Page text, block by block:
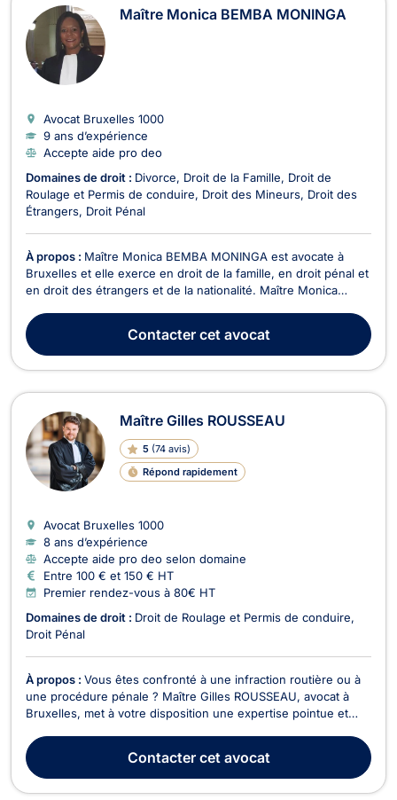
Maître Monica BEMBA MONINGA
Avocat Bruxelles 1000
9 ans d’expérience
Accepte aide pro deo
Domaines de droit : Divorce Droit de la Famille
Droit de
Roulage et Permis de conduire
Droit des Mineurs Droit des
Étrangers Droit Pénal
À propos : Maître Monica BEMBA MONINGA est avocate à
Bruxelles et elle exerce en droit de la famille, en droit pénal et
en droit des étrangers et de la nationalité. Maître Monica
cadre des divorces contentieux ou à l'amiable, en matière de
cohabitation légale ou de fait, dans le ...
Contactercet avocat
Maître Gilles ROUSSEAU
5 (74 avis)
Répond rapidement
Avocat Bruxelles 1000
8 ans d’expérience
Accepte aide pro deo selon domaine
Entre 100 € et 150 € HT
Premier rendez-vous à 80€ HT
Domaines de droit : Droit de Roulage et Permis de conduire
Droit Pénal
À propos : Vous êtes confronté à une infraction routière ou à
une procédure pénale ? Maître Gilles ROUSSEAU, avocat à
Bruxelles, met à votre disposition une expertise pointue et
dès la première audition. Engagé et réactif, il vous
accompagne à chaque étape de la procédure, veilla...
Contactercet avocat